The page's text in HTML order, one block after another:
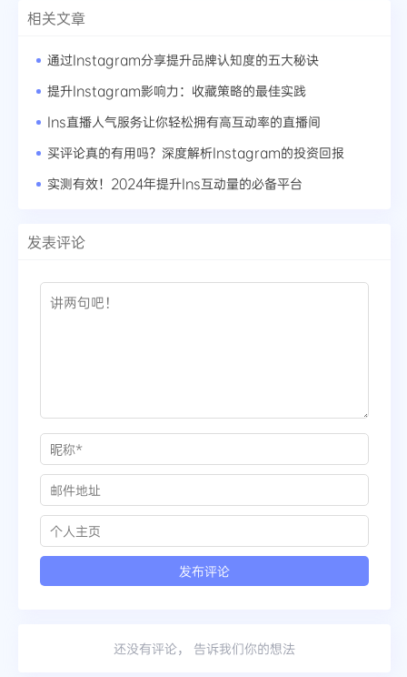
相关文章
通过Instagram分享提升品牌认知度的五大秘诀
提升Instagram影响力：收藏策略的最佳实践
Ins直播人气服务让你轻松拥有高互动率的直播间
买评论真的有用吗？深度解析Instagram的投资回报
实测有效！2024年提升Ins互动量的必备平台
发表评论
还没有评论， 告诉我们你的想法